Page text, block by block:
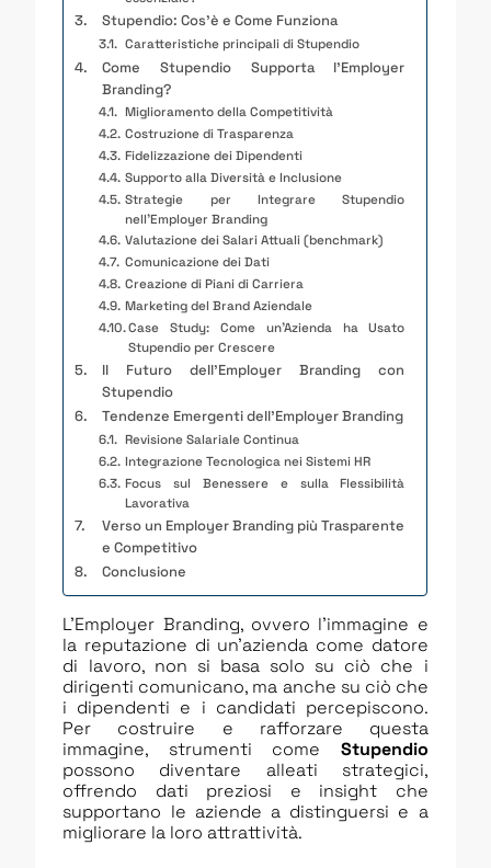
Stupendio: Cos’è e Come Funziona
Caratteristiche principali di Stupendio
Come Stupendio Supporta l’Employer
Branding?
Miglioramento della Competitività
Costruzione di Trasparenza
Fidelizzazione dei Dipendenti
Supporto alla Diversità e Inclusione
Strategie per Integrare Stupendio
nell’Employer Branding
Valutazione dei Salari Attuali (benchmark)
Comunicazione dei Dati
Creazione di Piani di Carriera
Marketing del Brand Aziendale
Case Study: Come un’Azienda ha Usato
Stupendio per Crescere
Il Futuro dell’Employer Branding con
Stupendio
Tendenze Emergenti dell’Employer Branding
Revisione Salariale Continua
Integrazione Tecnologica nei Sistemi HR
Focus sul Benessere e sulla Flessibilità
Lavorativa
Verso un Employer Branding più Trasparente
e Competitivo
Conclusione
L’Employer Branding, ovvero l’immagine e
la reputazione di un’azienda come datore
di lavoro, non si basa solo su ciò che i
dirigenti comunicano, ma anche su ciò che
i dipendenti e i candidati percepiscono.
Per costruire e rafforzare questa
immagine, strumenti come Stupendio
possono diventare alleati strategici,
offrendo dati preziosi e insight che
supportano le aziende a distinguersi e a
migliorare la loro attrattività.